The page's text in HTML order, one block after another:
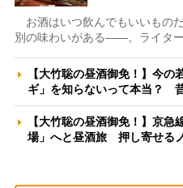
お酒はいつ飲んでもいいもの
別の味わいがある――。ライタ
【大竹聡の昼酒御免！】今
ギ」を知らないって本当？
【大竹聡の昼酒御免！】京
場」へと昼酒旅 押し寄せる